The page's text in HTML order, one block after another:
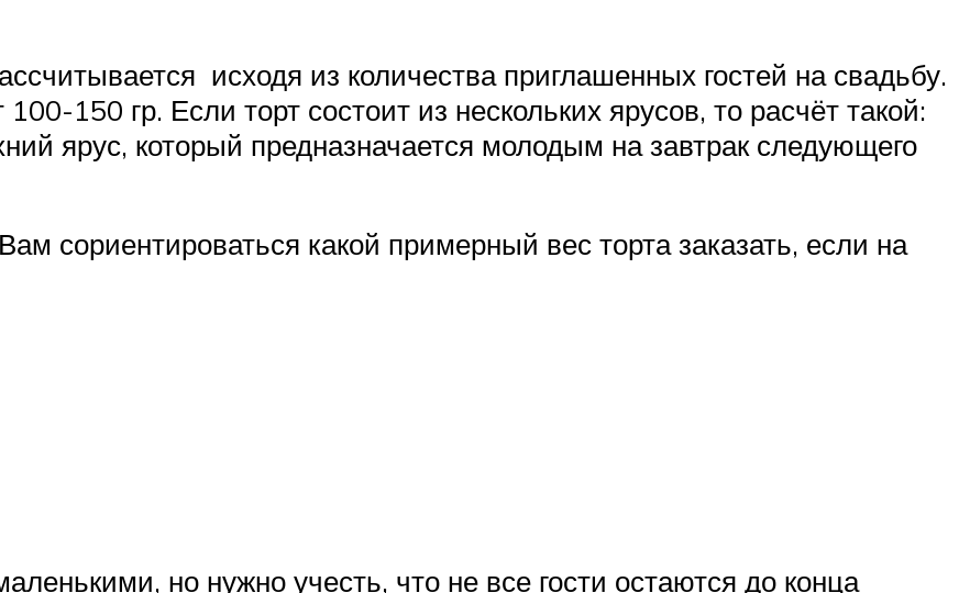
исходя из количества приглашенных гостей на свадьбу.
150 гр. Если торт состоит из нескольких ярусов, то расчёт такой:
ярус, который предназначается молодым на завтрак следующего
сориентироваться какой примерный вес торта заказать, если на
но нужно учесть, что не все гости остаются до конца